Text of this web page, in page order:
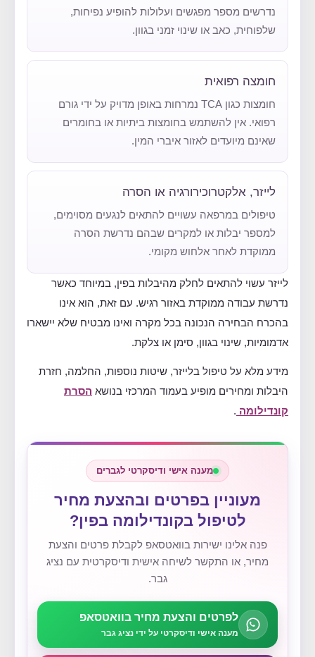
נדרשים מספר מפגשים ועלולות להופיע נפיחות,
שלפוחית, כאב או שינוי זמני בגוון.
חומצה רפואית
חומצות כגון TCA נמרחות באופן מדויק על ידי גורם
רפואי. אין להשתמש בחומצות ביתיות או בחומרים
שאינם מיועדים לאזור איברי המין.
לייזר, אלקטרוכירורגיה או הסרה
טיפולים במרפאה עשויים להתאים לנגעים מסוימים,
למספר יבלות או למקרים שבהם נדרשת הסרה
ממוקדת לאחר אלחוש מקומי.
לייזר עשוי להתאים לחלק מהיבלות בפין, במיוחד כאשר
נדרשת עבודה ממוקדת באזור רגיש. עם זאת, הוא אינו
בהכרח הבחירה הנכונה בכל מקרה ואינו מבטיח שלא יישארו
אדמומיות, שינוי בגוון, סימן או צלקת.
מידע מלא על טיפול בלייזר, שיטות נוספות, החלמה, חזרת
היבלות ומחירים מופיע בעמוד המרכזי בנושאהסרת
קונדילומה.
מענה אישי ודיסקרטי לגברים
מעוניין בפרטים ובהצעת מחיר
לטיפול בקונדילומה בפין?
פנה אלינו ישירות בוואטסאפ לקבלת פרטים והצעת
מחיר, או התקשר לשיחה אישית ודיסקרטית עם נציג
גבר.
לפרטים והצעת מחיר בוואטסאפ
מענה אישי ודיסקרטי על ידי נציג גבר